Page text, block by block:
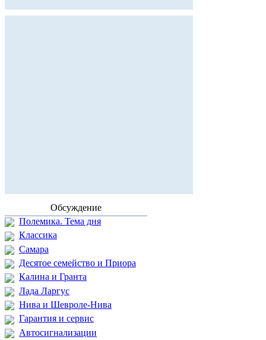
Обсуждение
Полемика. Тема дня
Классика
Самара
Десятое семейство и Приора
Калина и Гранта
Лада Ларгус
Нива и Шевроле-Нива
Гарантия и сервис
Автосигнализации